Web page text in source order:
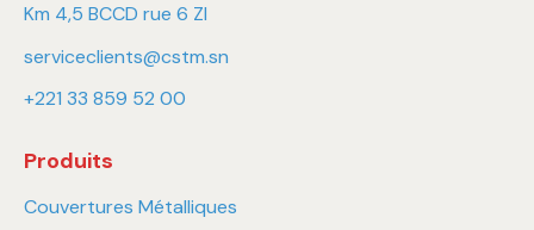
Km 4,5 BCCD rue 6 ZI
serviceclients@cstm.sn
+221 33 859 52 00
Produits
Couvertures Métalliques